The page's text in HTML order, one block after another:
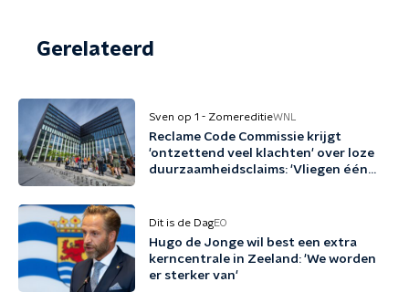
Gerelateerd
Sven op 1 - ZomereditieWNL
Reclame Code Commissie krijgt
'ontzettend veel klachten' over loze
duurzaamheidsclaims: 'Vliegen één
Dit is de DagEO
Hugo de Jonge wil best een extra
kerncentrale in Zeeland: 'We worden
er sterker van'